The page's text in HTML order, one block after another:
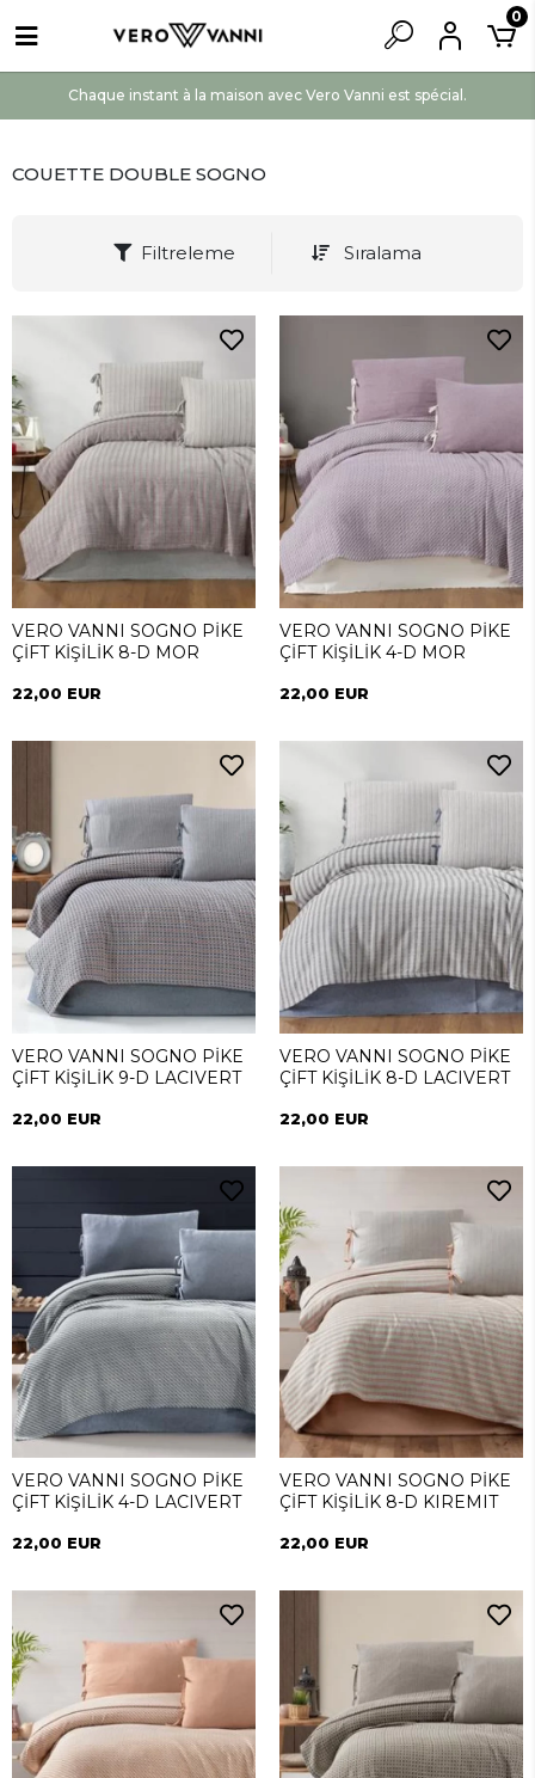
Chaque instant à la maison avec Vero Vanni est spécial.
0
COUETTE DOUBLE SOGNO
Filtreleme Sıralama
VERO VANNI SOGNO PİKE
ÇİFT KİŞİLİK 8-D MOR
22,00 EUR
VERO VANNI SOGNO PİKE
ÇİFT KİŞİLİK 4-D MOR
22,00 EUR
VERO VANNI SOGNO PİKE
ÇİFT KİŞİLİK 9-D LACIVERT
22,00 EUR
VERO VANNI SOGNO PİKE
ÇİFT KİŞİLİK 8-D LACIVERT
22,00 EUR
VERO VANNI SOGNO PİKE
ÇİFT KİŞİLİK 4-D LACIVERT
22,00 EUR
VERO VANNI SOGNO PİKE
ÇİFT KİŞİLİK 8-D KIREMIT
22,00 EUR